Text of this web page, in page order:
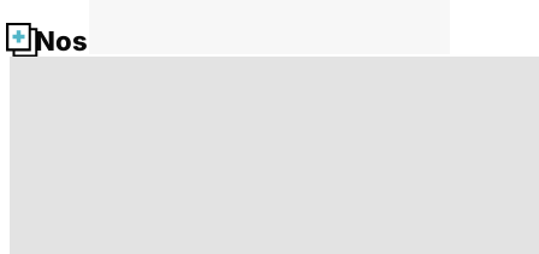
Nos fiches santé